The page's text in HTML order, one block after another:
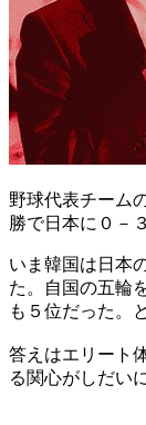
野球代表チーム
勝で日本に０－
いま韓国は日本
た。自国の五輪
も５位だった。
答えはエリート
る関心がしだい